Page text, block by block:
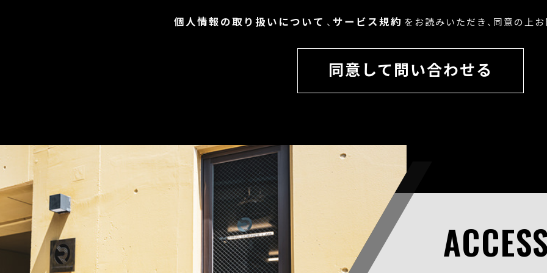
個人情報の取り扱いについて 、 サービス規約 をお読みいただき、 同意の上お
同意して問い合わせる
ACCESS